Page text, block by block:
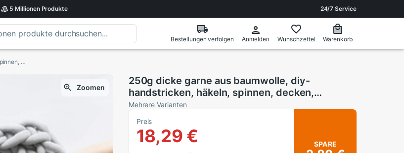
5 MillionenProdukte 24/7 Service
Bestellungen verfolgen Anmelden Wunschzettel Warenkorb
250g dicke garne aus baumwolle, diy-handstricken, häkeln, spinnen, decken, wollgarn, teppich, mütze, heimtextilien, handarbeiten
Zoomen
250g dicke garne aus baumwolle, diy-
handstricken, häkeln, spinnen, decken,
wollgarn, teppich, mütze, heimtextilien,
handarbeiten
Mehrere Varianten
Preis
18,29 € SPARE